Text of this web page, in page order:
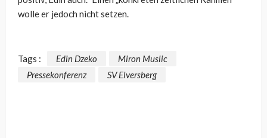
wolle er jedoch nicht setzen.
Tags : Edin Dzeko
Miron Muslic
Pressekonferenz
SV Elversberg